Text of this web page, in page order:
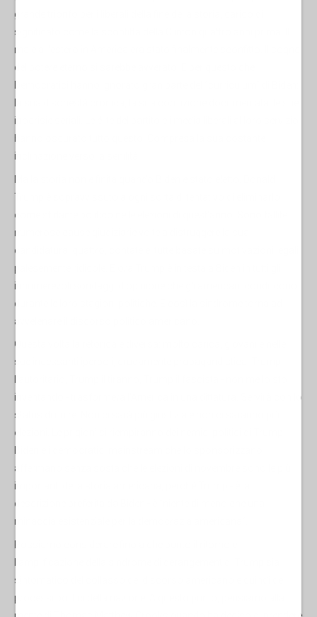
grande trionfo per i liberali della fine della storia, carico di
significato come la sconfitta della Clinton quattro anni prima. Il
male all'estero in America era stato finalmente sconfitto. Il sogno
del potere eterno si sarebbe avverato. È per questo che i
ipocrisie seriali. Le élite del partito e i media liberali al loro servizio
inclinazione verso la senilità.
Trump è sopravvissuto a ogni sorta di tentativo di eliminarlo
come sfidante politico nelle elezioni di quest'anno. Sono fallite
numerose cause giudiziarie volte a distruggere la sua
candidatura: quattro, contatele, tutte basate su motivazioni legali
palesemente ridicole. E ora Trump è in testa a Biden in tutti gli
innumerevoli sondaggi d'opinione che gli americani conducono
durante le loro stagioni politiche. E così la sindrome torna ad
avvelenare il discorso politico americano.
Questa volta la retorica è diversa: molto carica, giovanile nelle
sue incessanti iperboli, crudamente propagandistica. Trump
inventando - trasformerà l'America in una dittatura. Servirà con lo
status di un re. Non ci sarà più giustizia e non ci saranno più
elezioni. Le prigioni si riempiranno dei nemici politici di Trump.
affermano senza sosta che le elezioni di novembre sono le più
importanti della storia americana, perché Trump - è la
descrizione preferita da Biden - è “niente di meno che una
minaccia esistenziale per la democrazia americana”.
sintomatico del collasso del discorso americano e quindi dei
processi politici della nazione. A questo punto, pensiamo alla